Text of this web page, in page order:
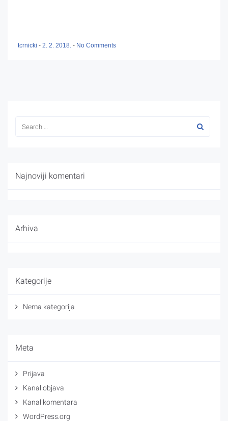
tcrnicki - 2. 2. 2018. - No Comments
Najnoviji komentari
Arhiva
Kategorije
Nema kategorija
Meta
Prijava
Kanal objava
Kanal komentara
WordPress.org